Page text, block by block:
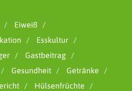
Eiweiß
Esskultur
Gastbeitrag
Gesundheit
Getränke
Hülsenfrüchte